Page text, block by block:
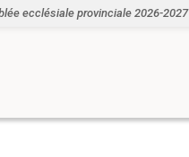
ecclésiale provinciale 2026-2027